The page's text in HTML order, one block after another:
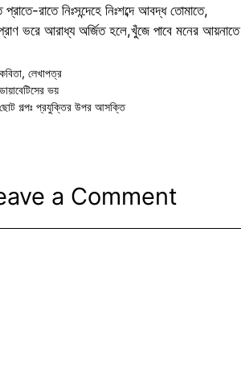
প্রাতে-রাতে নিঃসন্দেহে নিঃশব্দে আবদ্ধ তোমাতে,
ভরে আরাধ্য অর্জিত হলে,খুঁজে পাবে মনের
Categories
কবিতা,লেখাপত্র
ডায়াবেটিসের ভয়
ছোট গল্পঃ প্রযুক্তির উপর আসক্তি
a Comment